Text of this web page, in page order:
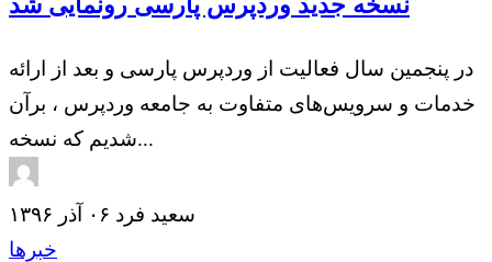
در پنجمین سال فعالیت از وردپرس پارسی و بعد از ارائه
خدمات و سرویس‌های متفاوت به جامعه وردپرس ، برآن
شدیم که نسخه...
سعید فرد ۰۶ آذر ۱۳۹۶
خبرها